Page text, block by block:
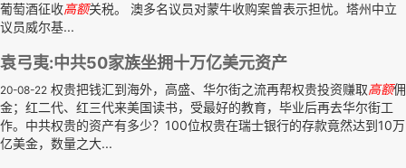
葡萄酒征收高额关税。 澳多名议员对蒙牛收购案曾表示担忧。塔州中立
议员威尔基...
袁弓夷:中共50家族坐拥十万亿美元资产
20-08-22 权贵把钱汇到海外，高盛、华尔街之流再帮权贵投资赚取高额佣
金；红二代、红三代来美国读书，受最好的教育，毕业后再去华尔街工
作。中共权贵的资产有多少？100位权贵在瑞士银行的存款竟然达到10万
亿美金，数量之大...